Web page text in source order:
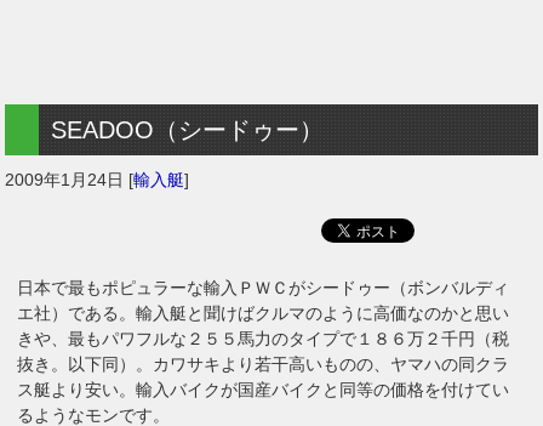
SEADOO（シードゥー）
2009年1月24日 [輸入艇]
日本で最もポピュラーな輸入ＰＷＣがシードゥー（ボンバルディ
エ社）である。輸入艇と聞けばクルマのように高価なのかと思い
きや、最もパワフルな２５５馬力のタイプで１８６万２千円（税
抜き。以下同）。カワサキより若干高いものの、ヤマハの同クラ
ス艇より安い。輸入バイクが国産バイクと同等の価格を付けてい
るようなモンです。